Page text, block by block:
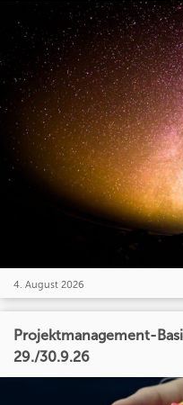
4. August 2026
Projektmanagement-
29./30.9.26